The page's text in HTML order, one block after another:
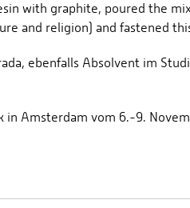
with graphite, poured the
and religion) and fastened
ebenfalls Absolvent im
in Amsterdam vom 6.-9.